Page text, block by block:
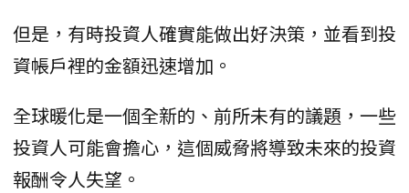
但是，有時投資人確實能做出好決策，並看到投
資帳戶裡的金額迅速增加。
全球暖化是一個全新的、前所未有的議題，一些
投資人可能會擔心，這個威脅將導致未來的投資
報酬令人失望。